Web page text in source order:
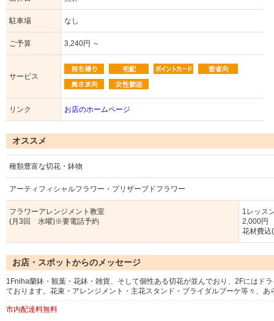
駐車場 なし
ご予算 3,240円 ～
サービス
リンク お店のホームページ
オススメ
種類豊富な切花・鉢物
アーティフィシャルフラワー・プリザーブドフラワー
フラワーアレンジメント教室
(月3回 水曜)※要電話予約
1レッス
2,000円
花材費込
お店・スポットからのメッセージ
1Fniha蘭鉢・観葉・花鉢・雑貨、そして個性ある切花が並んでおり、2Fにはド
ております。花束・アレンジメント・主花スタンド・ブライダルブーケ等々、
市内配達料無料